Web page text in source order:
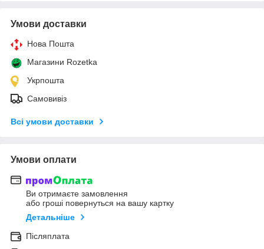
Умови доставки
Нова Пошта
Магазини Rozetka
Укрпошта
Самовивіз
Всі умови доставки
Умови оплати
Ви отримаєте замовлення
або гроші повернуться на вашу картку
Детальніше
Післяплата